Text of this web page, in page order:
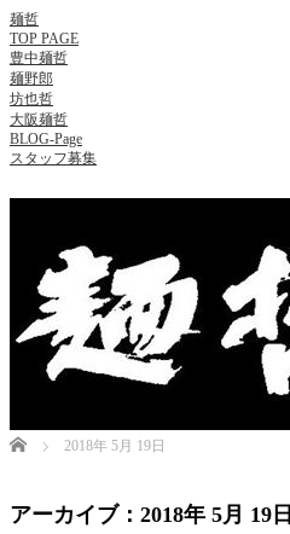
麺哲
TOP PAGE
豊中麺哲
麺野郎
坊也哲
大阪麺哲
BLOG-Page
スタッフ募集
Home 2018年 5月 19日
アーカイブ：2018年 5月 19日